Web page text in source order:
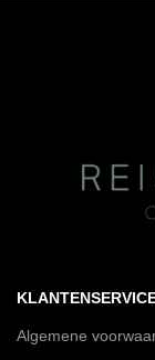
Algemene